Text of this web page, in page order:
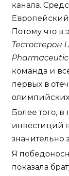
канала.
Европейский
Потому что
Тестостерон
команда и
первых в
Более того,
инвестиций
значительно
Я
показала